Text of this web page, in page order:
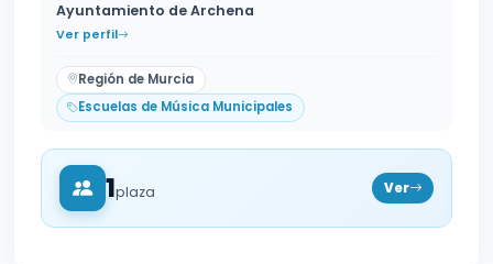
Ayuntamiento de Archena
Ver perfil
Región de Murcia
Escuelas de Música Municipales
1plaza Ver